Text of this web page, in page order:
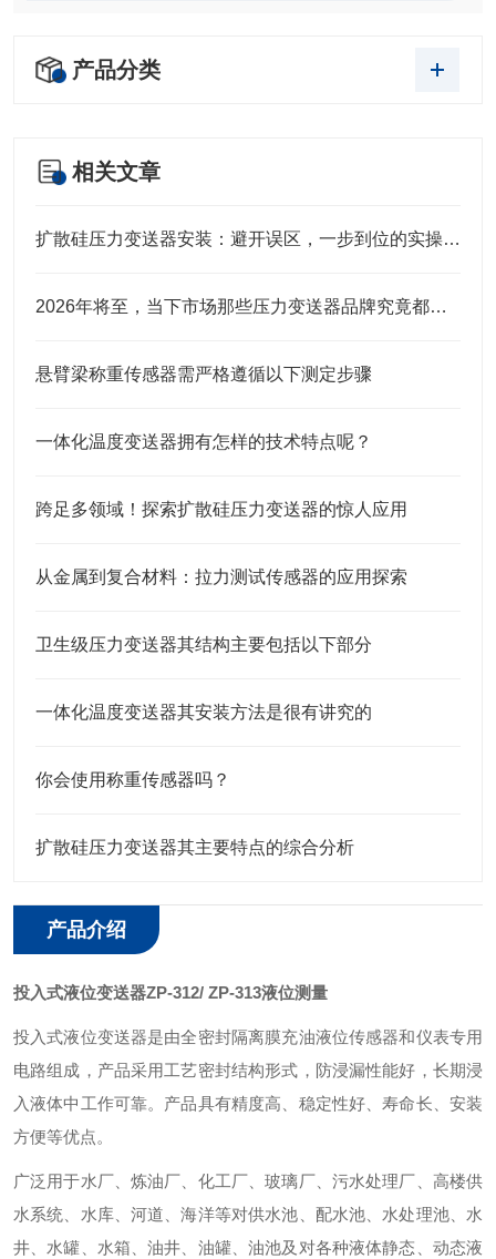
产品分类
相关文章
扩散硅压力变送器安装：避开误区，一步到位的实操指南
2026年将至，当下市场那些压力变送器品牌究竟都有谁？
悬臂梁称重传感器需严格遵循以下测定步骤
一体化温度变送器拥有怎样的技术特点呢？
跨足多领域！探索扩散硅压力变送器的惊人应用
从金属到复合材料：拉力测试传感器的应用探索
卫生级压力变送器其结构主要包括以下部分
一体化温度变送器其安装方法是很有讲究的
你会使用称重传感器吗？
扩散硅压力变送器其主要特点的综合分析
产品介绍
投入式液位变送器ZP-312/ ZP-313液位测量
投入式液位变送器是由全密封隔离膜充油液位传感器和仪表专用
电路组成，产品采用工艺密封结构形式，防浸漏性能好，长期浸
入液体中工作可靠。产品具有精度高、稳定性好、寿命长、安装
方便等优点。
广泛用于水厂、炼油厂、化工厂、玻璃厂、污水处理厂、高楼供
水系统、水库、河道、海洋等对供水池、配水池、水处理池、水
井、水罐、水箱、油井、油罐、油池及对各种液体静态、动态液